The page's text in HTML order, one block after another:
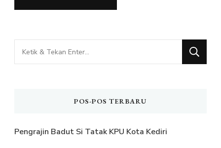
Mencari
Sesuatu?
POS-POS TERBARU
Pengrajin Badut Si Tatak KPU Kota Kediri